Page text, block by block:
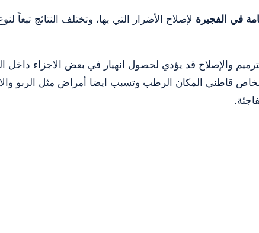
في الفجيرة لإصلاح الأضرار التي بها، وتختلف النتائج تبعاً
والإصلاح قد يؤدي لحصول انهيار في بعض الاجزاء داخل
قاطني المكان الرطب وتسبب ايضا أمراض مثل الربو